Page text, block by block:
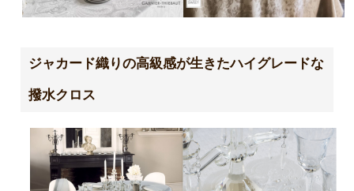
ジャカード織りの高級感が生きたハイグレードな
撥水クロス